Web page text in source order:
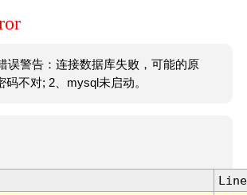
误警告：连接数据库失败，可能的原
码不对; 2、mysql未启动。
Line